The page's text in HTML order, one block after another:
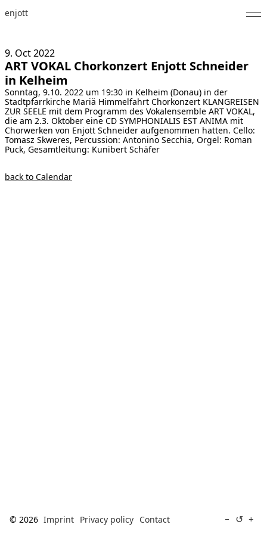
enjott
Selected Works
Catalogue of Works
About
Photos
Calendar
9. Oct2022
ART VOKAL Chorkonzert Enjott Schneider
in Kelheim
Sonntag, 9.10. 2022 um 19:30 in Kelheim (Donau) in der
Stadtpfarrkirche Mariä Himmelfahrt Chorkonzert KLANGREISEN
ZUR SEELE mit dem Programm des Vokalensemble ART VOKAL,
die am 2.3. Oktober eine CD SYMPHONIALIS EST ANIMA mit
Chorwerken von Enjott Schneider aufgenommen hatten. Cello:
Tomasz Skweres, Percussion: Antonino Secchia, Orgel: Roman
Puck, Gesamtleitung: Kunibert Schäfer
back to Calendar
© 2026 Imprint Privacy policy Contact − ↺ +